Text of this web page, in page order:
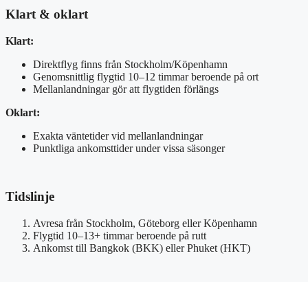
Klart & oklart
Klart:
Direktflyg finns från Stockholm/Köpenhamn
Genomsnittlig flygtid 10–12 timmar beroende på ort
Mellanlandningar gör att flygtiden förlängs
Oklart:
Exakta väntetider vid mellanlandningar
Punktliga ankomsttider under vissa säsonger
Tidslinje
Avresa från Stockholm, Göteborg eller Köpenhamn
Flygtid 10–13+ timmar beroende på rutt
Ankomst till Bangkok (BKK) eller Phuket (HKT)